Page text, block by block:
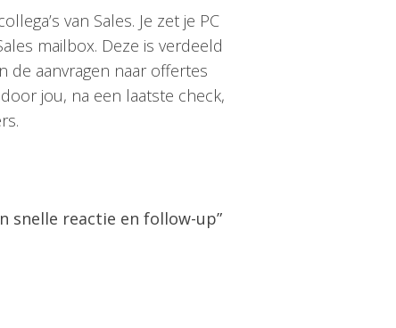
van Sales. Je zet je PC
mailbox. Deze is verdeeld
de aanvragen naar offertes
jou, na een laatste check,
snelle reactie en follow-up”